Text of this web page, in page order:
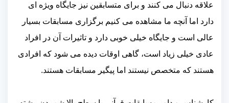
علاقه دنبال می کنند و برای متسابقین نیز جایگاه ویژه ای
دارد اما آنچه ما مشاهده می کنیم برگزاری مسابقات بسیار
عالی است و جایگاه خیلی خوبی دارد و تاثیرات آن در افراد
عادی خیلی زیاد است، گاهی اوقات دیده می شود که افرادی
هستند که متخصص نیستند اما پیگیر مسابقات هستند.